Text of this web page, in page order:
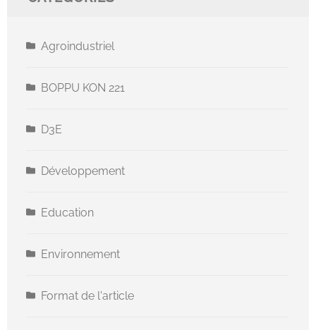
Agroindustriel
BOPPU KON 221
D3E
Développement
Education
Environnement
Format de l'article